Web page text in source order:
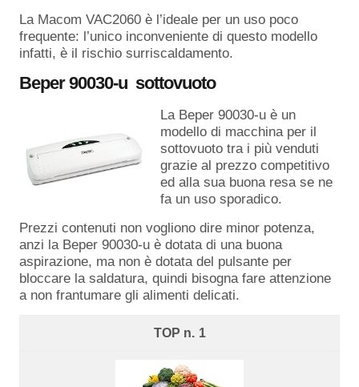
La Macom VAC2060 è l’ideale per un uso poco
frequente: l’unico inconveniente di questo modello
infatti, è il rischio surriscaldamento.
Beper 90030-u sottovuoto
La Beper 90030-u è un
modello di macchina per il
sottovuoto tra i più venduti
grazie al prezzo competitivo
ed alla sua buona resa se ne
fa un uso sporadico.
Prezzi contenuti non vogliono dire minor potenza,
anzi la Beper 90030-u è dotata di una buona
aspirazione, ma non è dotata del pulsante per
bloccare la saldatura, quindi bisogna fare attenzione
a non frantumare gli alimenti delicati.
1